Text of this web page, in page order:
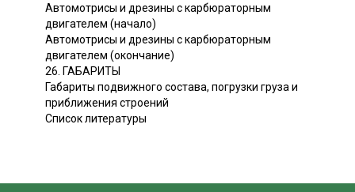
Автомотрисы и дрезины с карбюраторным
двигателем (начало)
Автомотрисы и дрезины с карбюраторным
двигателем (окончание)
26. ГАБАРИТЫ
Габариты подвижного состава, погрузки груза и
приближения строений
Список литературы